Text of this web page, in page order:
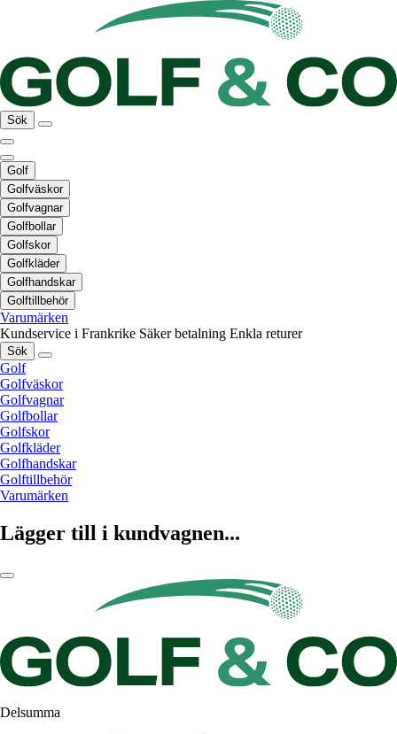
Sök
Golf
Golfväskor
Golfvagnar
Golfbollar
Golfskor
Golfkläder
Golfhandskar
Golftillbehör
Varumärken
Kundservice i Frankrike Säker betalning Enkla returer
Sök
Golf
Golfväskor
Golfvagnar
Golfbollar
Golfskor
Golfkläder
Golfhandskar
Golftillbehör
Varumärken
Lägger till i kundvagnen...
Delsumma